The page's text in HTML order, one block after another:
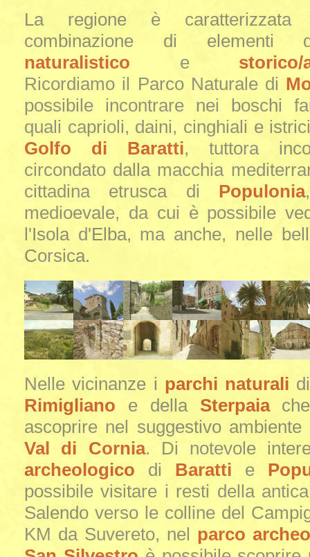
La regione è caratterizzata
combinazione di elementi
naturalistico e storico/
Ricordiamo il Parco Naturale di
possibile incontrare nei boschi
quali caprioli, daini, cinghiali e
Golfo di Baratti, tuttora
circondato dalla macchia
cittadina etrusca di Populonia
medioevale, da cui è possibile
l'Isola d'Elba, ma anche, nelle
Corsica.
Nelle vicinanze i parchi naturali
Rimigliano e della Sterpaiache
ascoprire nel suggestivo ambiente
Val di Cornia. Di notevole
archeologico di Baratti e
possibile visitare i resti della
Salendo verso le colline del
KM da Suvereto, nel parco